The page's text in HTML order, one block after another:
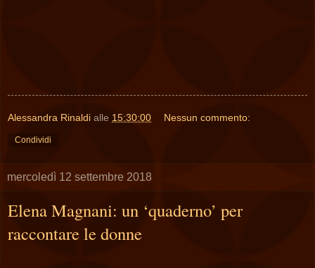
Alessandra Rinaldi alle 15:30:00 Nessun commento:
Condividi
mercoledì 12 settembre 2018
Elena Magnani: un ‘quaderno’ per
raccontare le donne